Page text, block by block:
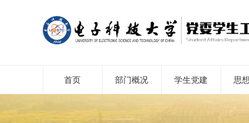
首页 部门概况 学生党建 思